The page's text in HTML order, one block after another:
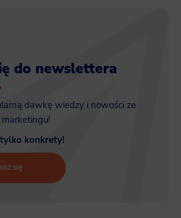
do newslettera
dawkę wiedzy i nowości ze
konkrety!
się